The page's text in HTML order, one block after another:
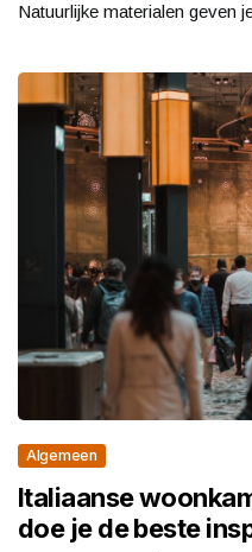
Natuurlijke materialen geven
Algemeen
Italiaanse
doe je de beste